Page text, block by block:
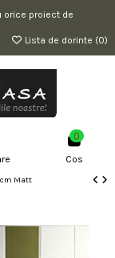
orice proiect de
Lista de dorinte (0)
0
Cos
cm Matt